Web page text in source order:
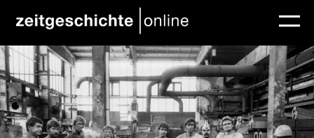
Direkt zum Inhalt